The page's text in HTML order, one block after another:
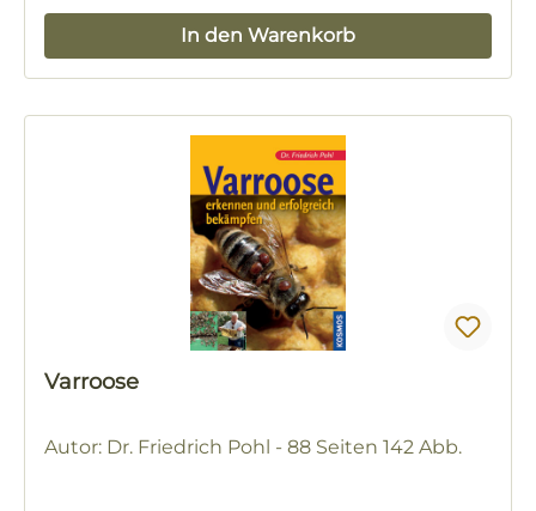
In den Warenkorb
Varroose
Autor: Dr. Friedrich Pohl - 88 Seiten 142 Abb.